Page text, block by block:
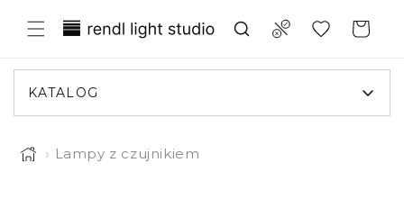
do
treści
Compare
Translation missing:
pl.general.wishlist.title
Koszyk
KATALOG
› Lampy z czujnikiem